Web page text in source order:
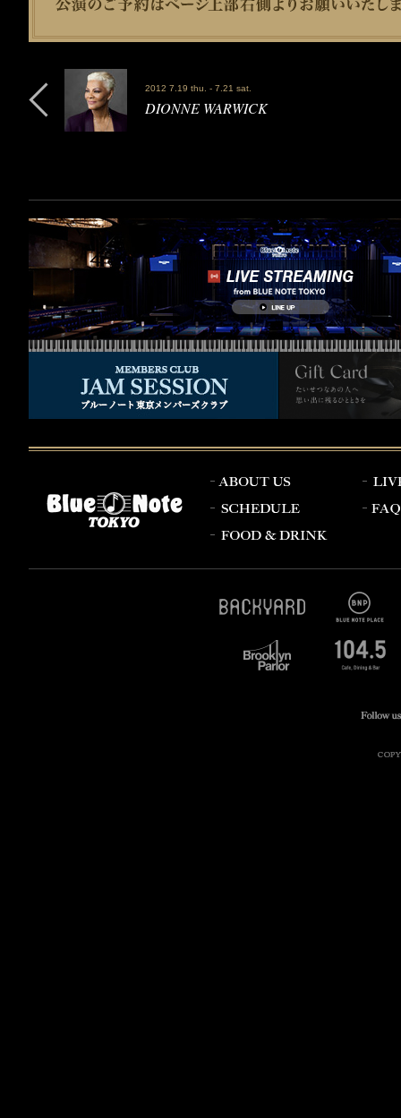
2012 7.19 thu. - 7.21 sat.
DIONNE WARWICK